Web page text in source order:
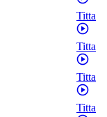
Titta
Titta
Titta
Titta